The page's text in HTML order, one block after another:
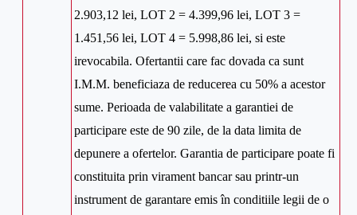
2.903,12 lei, LOT 2 = 4.399,96 lei, LOT 3 =
1.451,56 lei, LOT 4 = 5.998,86 lei, si este
irevocabila. Ofertantii care fac dovada ca sunt
I.M.M. beneficiaza de reducerea cu 50% a acestor
sume. Perioada de valabilitate a garantiei de
participare este de 90 zile, de la data limita de
depunere a ofertelor. Garantia de participare poate fi
constituita prin virament bancar sau printr-un
instrument de garantare emis în conditiile legii de o